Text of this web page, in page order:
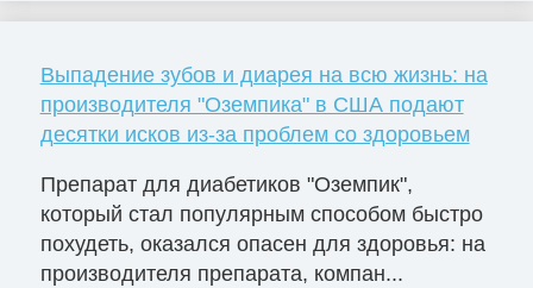
Выпадение зубов и диарея на всю жизнь: на
производителя "Оземпика" в США подают
десятки исков из-за проблем со здоровьем
Препарат для диабетиков "Оземпик",
который стал популярным способом быстро
похудеть, оказался опасен для здоровья: на
производителя препарата, компан...